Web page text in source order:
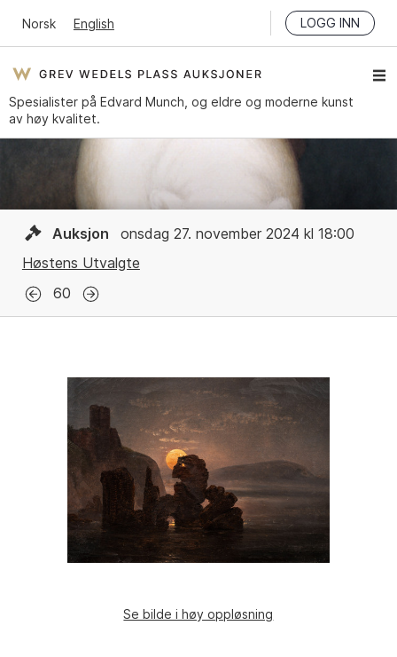
Norsk English LOGG INN
Spesialister på Edvard Munch, og eldre og moderne kunst
av høy kvalitet.
Auksjon
onsdag 27. november 2024 kl 18:00
Høstens Utvalgte
60
Se bilde i høy oppløsning